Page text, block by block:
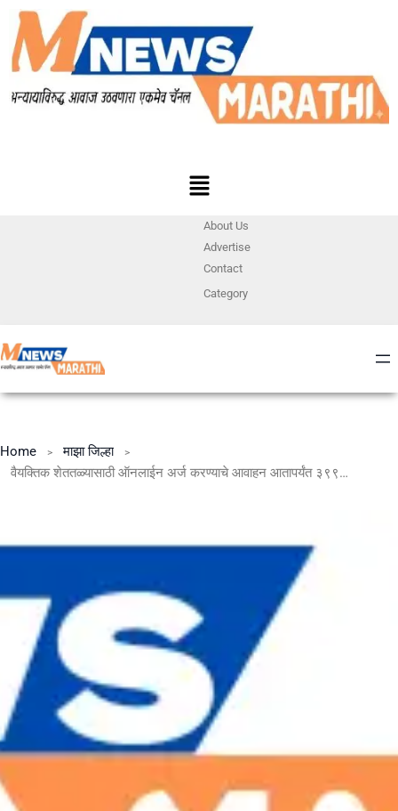
About Us
Advertise
Contact
Category
Home
माझा जिल्हा
वैयक्तिक शेततळ्यासाठी ऑनलाईन अर्ज करण्याचे आवाहन आतापर्यंत ३९९ लाभार्थींच्या अनुदान वितरीत